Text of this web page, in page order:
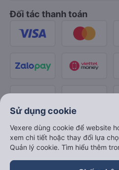
Đối tác thanh toán
Sử dụng cookie
Vexere dùng cookie để website
xem chi tiết hoặc thay đổi lựa
Quản lý cookie. Tìm hiểu thêm